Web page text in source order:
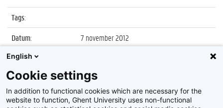
Tags:
Datum:
7 november 2012
Identificatienummer
Album:
Einde renovatiewerken HILO-gebouw en
eerstesteenlegging Sportonderzoekscentrum
English
Cookie settings
In addition to functional cookies which are necessary for the
website to function, Ghent University uses non-functional